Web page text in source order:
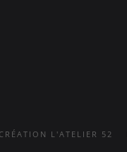
CRÉATION L'ATELIER 52